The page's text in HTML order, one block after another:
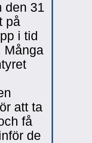
den 31
på
i tid
Många
att ta
få
de